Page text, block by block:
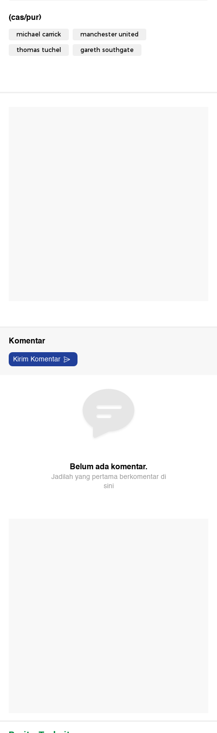
(cas/pur)
michael carrick manchester united
thomas tuchel gareth southgate